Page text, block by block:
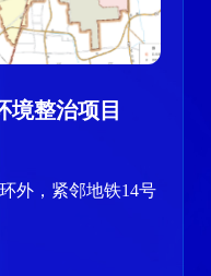
境整治项目
外，紧邻地铁14号